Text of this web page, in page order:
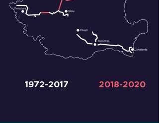
1972-2017 2018-2020